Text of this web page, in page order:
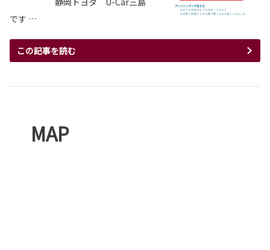
です …
この記事を読む
MAP